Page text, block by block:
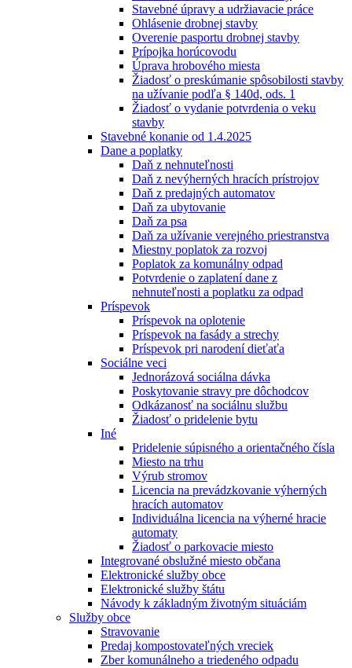
Stavebné úpravy a udržiavacie práce
Ohlásenie drobnej stavby
Overenie pasportu drobnej stavby
Prípojka horúcovodu
Úprava hrobového miesta
Žiadosť o preskúmanie spôsobilosti stavby
na užívanie podľa § 140d, ods. 1
Žiadosť o vydanie potvrdenia o veku
stavby
Stavebné konanie od 1.4.2025
Dane a poplatky
Daň z nehnuteľnosti
Daň z nevýherných hracích prístrojov
Daň z predajných automatov
Daň za ubytovanie
Daň za psa
Daň za užívanie verejného priestranstva
Miestny poplatok za rozvoj
Poplatok za komunálny odpad
Potvrdenie o zaplatení dane z
nehnuteľnosti a poplatku za odpad
Príspevok
Príspevok na oplotenie
Príspevok na fasády a strechy
Príspevok pri narodení dieťaťa
Sociálne veci
Jednorázová sociálna dávka
Poskytovanie stravy pre dôchodcov
Odkázanosť na sociálnu službu
Žiadosť o pridelenie bytu
Iné
Pridelenie súpisného a orientačného čísla
Miesto na trhu
Výrub stromov
Licencia na prevádzkovanie výherných
hracích automatov
Individuálna licencia na výherné hracie
automaty
Žiadosť o parkovacie miesto
Integrované obslužné miesto občana
Elektronické služby obce
Elektronické služby štátu
Návody k základným životným situáciám
Služby obce
Stravovanie
Predaj kompostovateľných vreciek
Zber komunálneho a triedeného odpadu